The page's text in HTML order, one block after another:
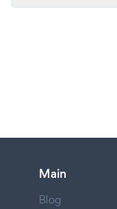
Main
Blog